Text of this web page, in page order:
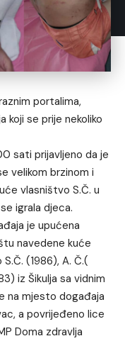
portalima,
koji se prije nekoliko
sati prijavljeno da je
velikom brzinom i
vlasništvo S.Č. u
igrala djeca.
je upućena
navedene kuće
(1986), A. Č.(
iz Šikulja sa vidnim
na mjesto događaja
a povrijeđeno lice
Doma zdravlja